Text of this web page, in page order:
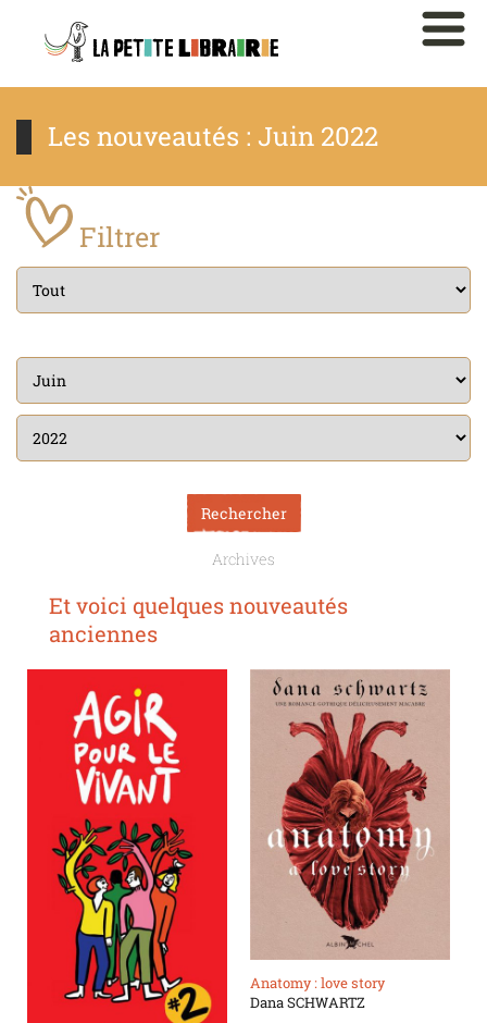
Les nouveautés : Juin 2022
Filtrer
Archives
Et voici quelques nouveautés
anciennes
Anatomy : love story
Dana SCHWARTZ